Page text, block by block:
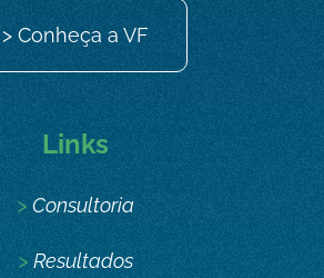
> Conheça a VF
Links
> Consultoria
> Resultados